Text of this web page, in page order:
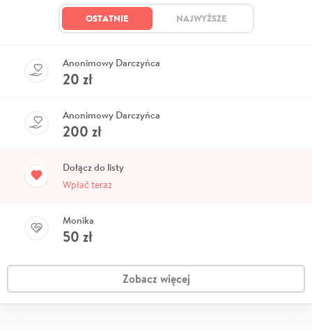
OSTATNIE NAJWYŻSZE
Anonimowy Darczyńca
20 zł
Anonimowy Darczyńca
200 zł
Dołącz do listy
Wpłać teraz
Monika
50 zł
Zobacz więcej